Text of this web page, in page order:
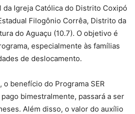
da Igreja Católica do Distrito Coxipó
Filogônio Corrêa, Distrito da
do Aguaçu (10.7). O objetivo é
especialmente às famílias
de deslocamento.
benefício do Programa SER
bimestralmente, passará a ser
Além disso, o valor do auxílio